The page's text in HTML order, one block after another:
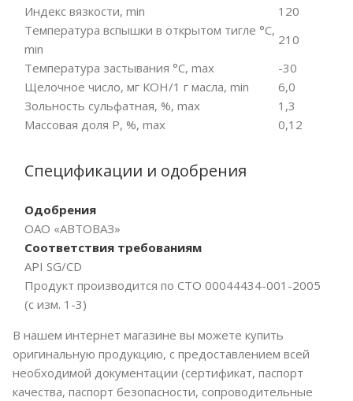
Индекс вязкости, min
120
Температура вспышки в открытом тигле °C,
min
210
Температура застывания °C, max
-30
Щелочное число, мг КОН/1 г масла, min
6,0
Зольность сульфатная, %, mах
1,3
Массовая доля P, %, max
0,12
Спецификации и одобрения
Одобрения
ОАО «АВТОВАЗ»
Соответствия требованиям
API SG/CD
Продукт производится по СТО 00044434-001-2005
(с изм. 1-3)
В нашем интернет магазине вы можете купить
оригинальную продукцию, с предоставлением всей
необходимой документации (сертификат, паспорт
качества, паспорт безопасности, сопроводительные